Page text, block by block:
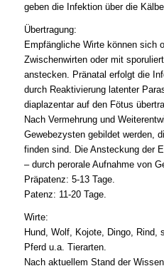
geben die Infektion über die
Übertragung:
Empfängliche Wirte können sich
Zwischenwirten oder mit
anstecken. Pränatal erfolgt die
durch Reaktivierung latenter
diaplazentar auf den Fötus
Nach Vermehrung und
Gewebezysten gebildet werden,
finden sind. Die Ansteckung der
– durch perorale Aufnahme von
Präpatenz: 5-13 Tage.
Patenz: 11-20 Tage.
Wirte:
Hund, Wolf, Kojote, Dingo, Rind,
Pferd u.a. Tierarten.
Nach aktuellem Stand der